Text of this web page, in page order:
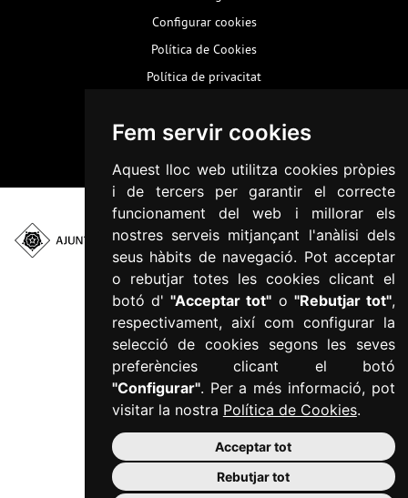
Fem servir cookies
Aquest lloc web utilitza cookies pròpies
i de tercers per garantir el correcte
funcionament del web i millorar els
nostres serveis mitjançant l'anàlisi dels
seus hàbits de navegació. Pot acceptar
o rebutjar totes les cookies clicant el
botó d'"Acceptar tot" o "Rebutjar tot",
respectivament, així com configurar la
selecció de cookies segons les seves
preferències clicant el botó
"Configurar". Per a més informació, pot
visitar la nostra Política de Cookies.
Acceptar tot
Rebutjar tot
Configurar cookies
Política de Cookies
Política de privacitat
Accessibilitat
Plaça del Mercadal ·
43201 Reus
977 010 010
ajuntament@reus.cat|
reus.cat